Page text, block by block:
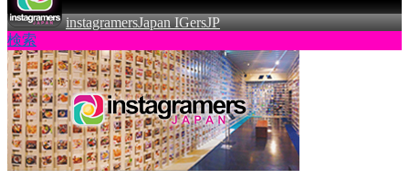
instagramersJapan IGersJP
検索